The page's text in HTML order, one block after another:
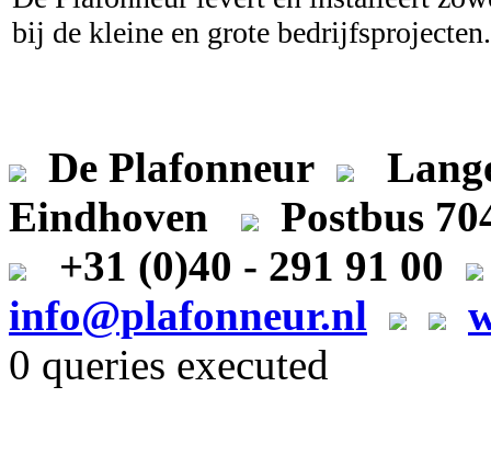
bij de kleine en grote bedrijfsprojecten.
De Plafonneur
Eindhoven
Postbus
+31 (0)40 - 291 91 00
info@plafonneur.nl
0 queries executed